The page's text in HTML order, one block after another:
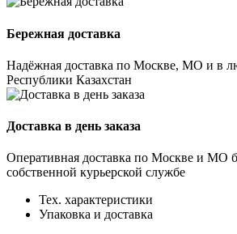
Бережная доставка
Надёжная доставка по Москве, МО и в
Республики Казахстан
Доставка в день заказа
Оперативная доставка по Москве и МО
собственной курьерской службе
Тех. характеристики
Упаковка и доставка